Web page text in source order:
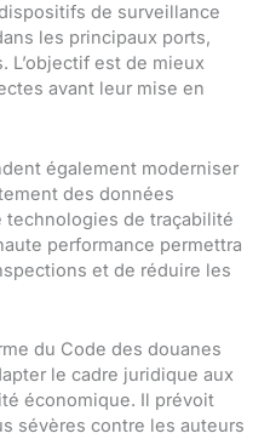
de surveillance
les principaux ports,
L’objectif est de mieux
avant leur mise en
également moderniser
des données
technologies de traçabilité
performance permettra
et de réduire les
du Code des douanes
le cadre juridique aux
économique. Il prévoit
sévères contre les auteurs